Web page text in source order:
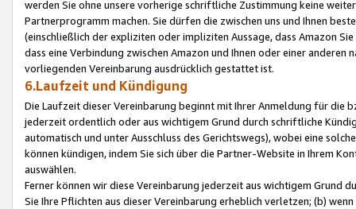
werden Sie ohne unsere vorherige schriftliche Zustimmung keine
Partnerprogramm machen. Sie dürfen die zwischen uns und Ihnen
(einschließlich der expliziten oder impliziten Aussage, dass Amazon
dass eine Verbindung zwischen Amazon und Ihnen oder einer
vorliegenden Vereinbarung ausdrücklich gestattet ist.
6.Laufzeit und Kündigung
Die Laufzeit dieser Vereinbarung beginnt mit Ihrer Anmeldung für die
jederzeit ordentlich oder aus wichtigem Grund durch schriftliche
automatisch und unter Ausschluss des Gerichtswegs), wobei eine
können kündigen, indem Sie sich über die Partner-Website in Ihrem
auswählen.
Ferner können wir diese Vereinbarung jederzeit aus wichtigem Grund
Sie Ihre Pflichten aus dieser Vereinbarung erheblich verletzen; (b)